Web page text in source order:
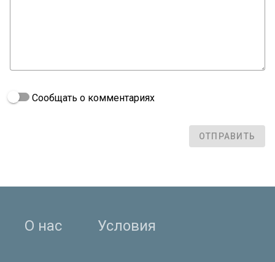
Сообщать о комментариях
ОТПРАВИТЬ
О нас Условия